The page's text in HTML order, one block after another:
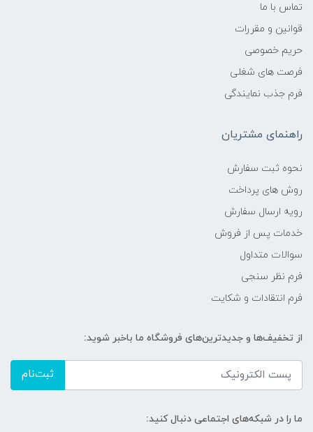
تماس با ما
قوانین و مقررات
حریم خصوصی
فرصت های شغلی
فرم جذب نمایندگی
راهنمای مشتریان
نحوه ثبت سفارش
روش های پرداخت
رویه ارسال سفارش
خدمات پس از فروش
سوالات متداول
فرم نظر سنجی
فرم انتقادات و شکایت
از تخفیف‌ها و جدیدترین‌های فروشگاه ما باخبر شوید:
ثبت‌نام
ما را در شبکه‌های اجتماعی دنبال کنید: